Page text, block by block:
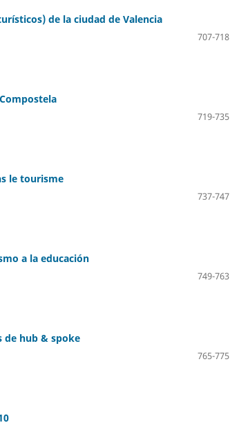
de la ciudad de Valencia
707-718
719-735
le tourisme
737-747
a la educación
749-763
de hub & spoke
765-775